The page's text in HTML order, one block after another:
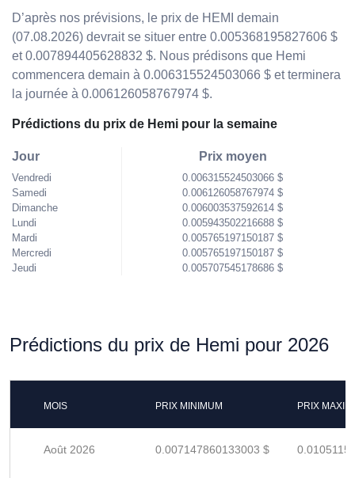
D’après nos prévisions, le prix de HEMI demain
(07.08.2026) devrait se situer entre 0.005368195827606 $
et 0.007894405628832 $. Nous prédisons que Hemi
commencera demain à 0.006315524503066 $ et terminera
la journée à 0.006126058767974 $.
Prédictions du prix de Hemi pour la semaine
Jour
Vendredi
Samedi
Dimanche
Lundi
Mardi
Mercredi
Jeudi
Prix moyen
0.006315524503066 $
0.006126058767974 $
0.006003537592614 $
0.005943502216688 $
0.005765197150187 $
0.005765197150187 $
0.005707545178686 $
Prédictions du prix de Hemi pour 2026
MOIS PRIX MINIMUM PRIX
Août 2026 0.007147860133003 $